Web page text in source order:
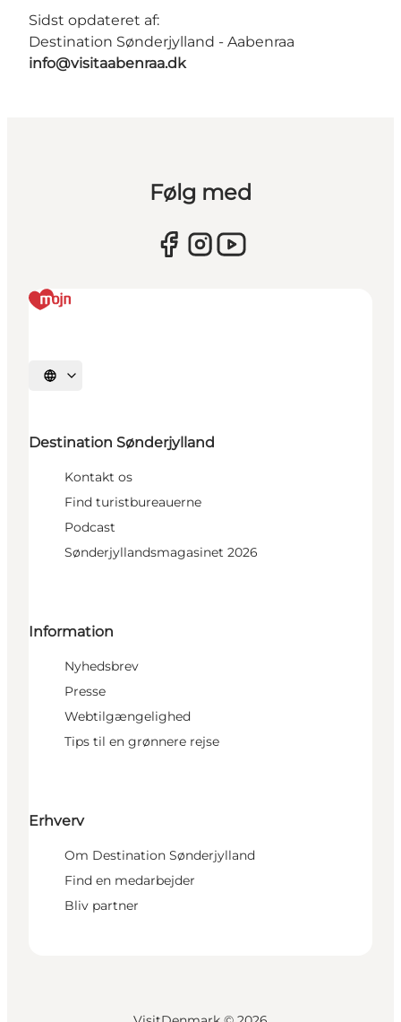
Sidst opdateret af:
Destination Sønderjylland - Aabenraa
info@visitaabenraa.dk
Følg med
Vælg sprog
Destination Sønderjylland
Kontakt os
Find turistbureauerne
Podcast
Sønderjyllandsmagasinet 2026
Information
Nyhedsbrev
Presse
Webtilgængelighed
Tips til en grønnere rejse
Erhverv
Om Destination Sønderjylland
Find en medarbejder
Bliv partner